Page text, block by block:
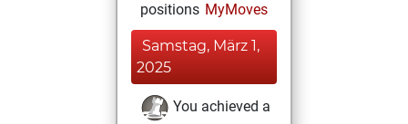
positions MyMoves
Samstag, März 1,
2025
You achieved a